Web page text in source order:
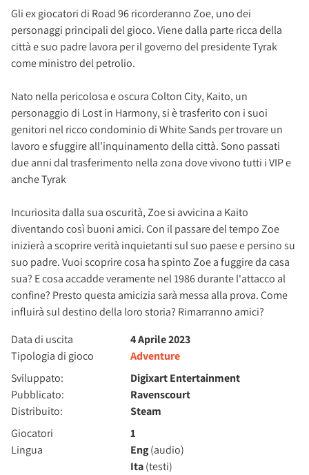
Gli ex giocatori di Road 96 ricorderanno Zoe, uno dei
personaggi principali del gioco. Viene dalla parte ricca della
città e suo padre lavora per il governo del presidente Tyrak
come ministro del petrolio.
Nato nella pericolosa e oscura Colton City, Kaito, un
personaggio di Lost in Harmony, si è trasferito con i suoi
genitori nel ricco condominio di White Sands per trovare un
lavoro e sfuggire all'inquinamento della città. Sono passati
due anni dal trasferimento nella zona dove vivono tutti i VIP e
anche Tyrak
Incuriosita dalla sua oscurità, Zoe si avvicina a Kaito
diventando così buoni amici. Con il passare del tempo Zoe
inizierà a scoprire verità inquietanti sul suo paese e persino su
suo padre. Vuoi scoprire cosa ha spinto Zoe a fuggire da casa
sua? E cosa accadde veramente nel 1986 durante l'attacco al
confine? Presto questa amicizia sarà messa alla prova. Come
influirà sul destino della loro storia? Rimarranno amici?
Data di uscita
4 Aprile 2023
Tipologia di gioco
Adventure
Sviluppato:
Digixart Entertainment
Pubblicato:
Ravenscourt
Distribuito:
Steam
Giocatori
1
Lingua
Eng(audio)
Ita(testi)